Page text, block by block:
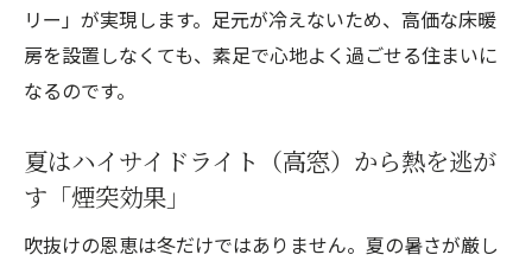
リー」が実現します。足元が冷えないため、高価な床暖
房を設置しなくても、素足で心地よく過ごせる住まいに
なるのです。
夏はハイサイドライト（高窓）から熱を逃が
す「煙突効果」
吹抜けの恩恵は冬だけではありません。夏の暑さが厳し